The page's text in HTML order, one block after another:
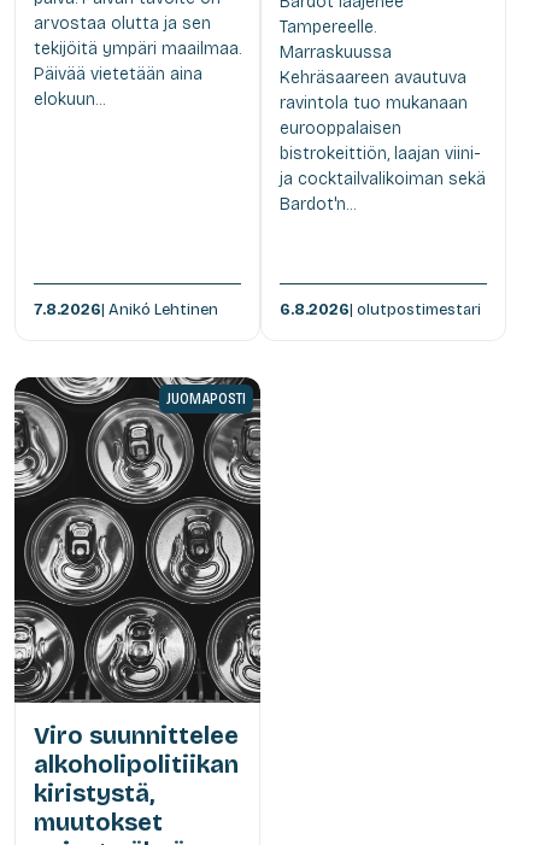
arvostaa olutta ja sen
tekijöitä ympäri maailmaa.
Päivää vietetään aina
elokuun...
7.8.2026| Anikó Lehtinen
Tampereelle.
Marraskuussa
Kehräsaareen avautuva
ravintola tuo mukanaan
eurooppalaisen
bistrokeittiön, laajan viini-
ja cocktailvalikoiman sekä
Bardot'n...
6.8.2026| olutpostimestari
JUOMAPOSTI
Viro suunnittelee
alkoholipolitiikan
kiristystä,
muutokset